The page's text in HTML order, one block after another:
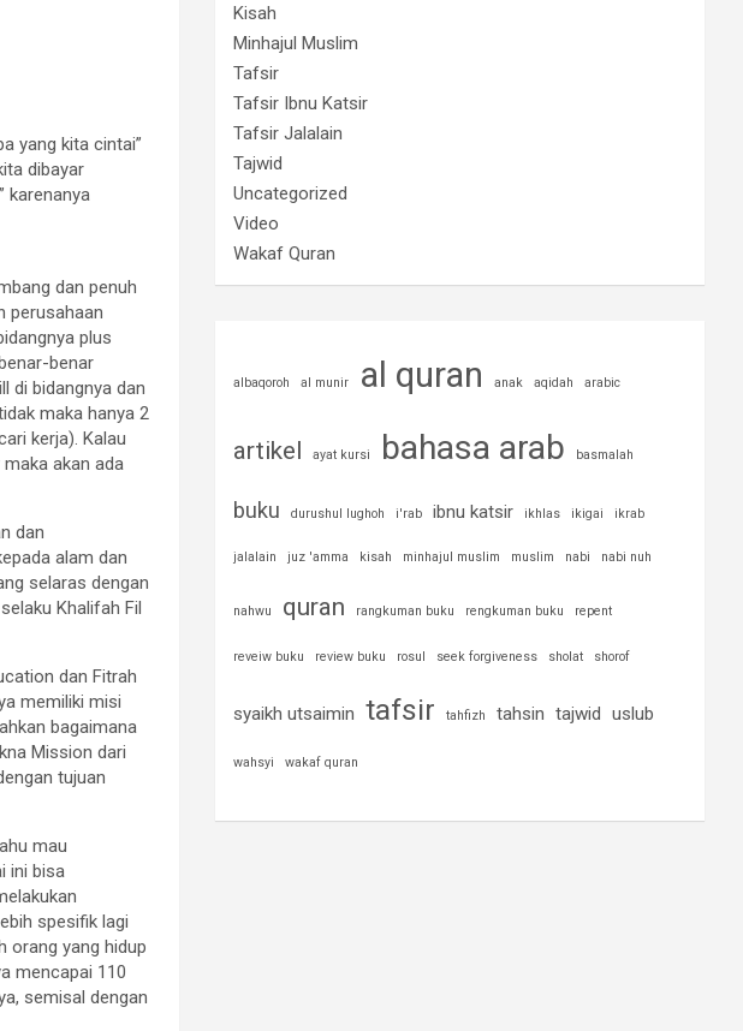
yang kita cintai”
dibayar
karenanya
dan penuh
perusahaan
plus
benar
di bidangnya dan
maka hanya 2
kerja). Kalau
maka akan ada
dan
alam dan
selaras dengan
Khalifah Fil
dan Fitrah
memiliki misi
bagaimana
Mission dari
tujuan
mau
ini bisa
spesifik lagi
orang yang hidup
mencapai 110
semisal dengan
Kisah
Minhajul Muslim
Tafsir
Tafsir Ibnu Katsir
Tafsir Jalalain
Tajwid
Uncategorized
Video
Wakaf Quran
albaqoroh al munir al quran anak aqidah arabic
artikel ayat kursi bahasa arab basmalah
buku durushul lughoh i'rab ibnu katsir ikhlas ikigai ikrab
jalalain juz 'amma kisah minhajul muslim muslim nabi nabi nuh
nahwu quran rangkuman buku rengkuman buku repent
reveiw buku review buku rosul seek forgiveness sholat shorof
syaikh utsaimin tafsir tahfizh tahsin tajwid uslub
wahsyi wakaf quran